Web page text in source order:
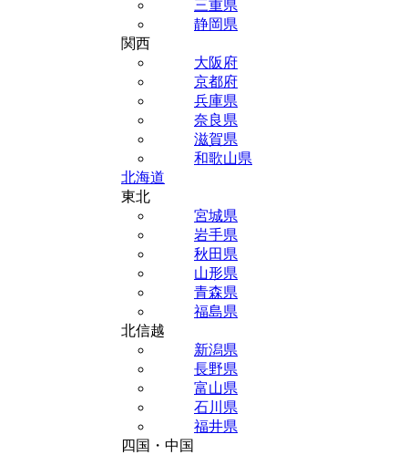
三重県
静岡県
関西
大阪府
京都府
兵庫県
奈良県
滋賀県
和歌山県
北海道
東北
宮城県
岩手県
秋田県
山形県
青森県
福島県
北信越
新潟県
長野県
富山県
石川県
福井県
四国・中国